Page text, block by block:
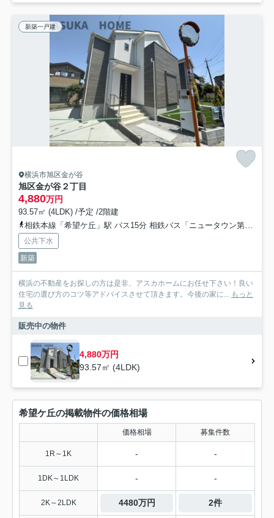
新築一戸建
横浜市旭区金が谷
旭区金が谷２丁目
4,880万円
93.57㎡ (4LDK) /予定 /2階建
相鉄本線「希望ケ丘」駅 バス15分 相鉄バス「ニュータウン第７」 停歩2分
公共下水
新築
横浜の不動産をお探しの方は是非、アスカホームにお任せ下さい！良い
住宅の選び方のコツ等アドバイスさせて頂きます。今後の家に... もっと
見る
販売中の物件
4,880万円
93.57㎡ (4LDK)
希望ケ丘の掲載物件の価格相場
価格相場 募集件数
1R～1K - -
1DK～1LDK - -
2K～2LDK 4480万円 2件